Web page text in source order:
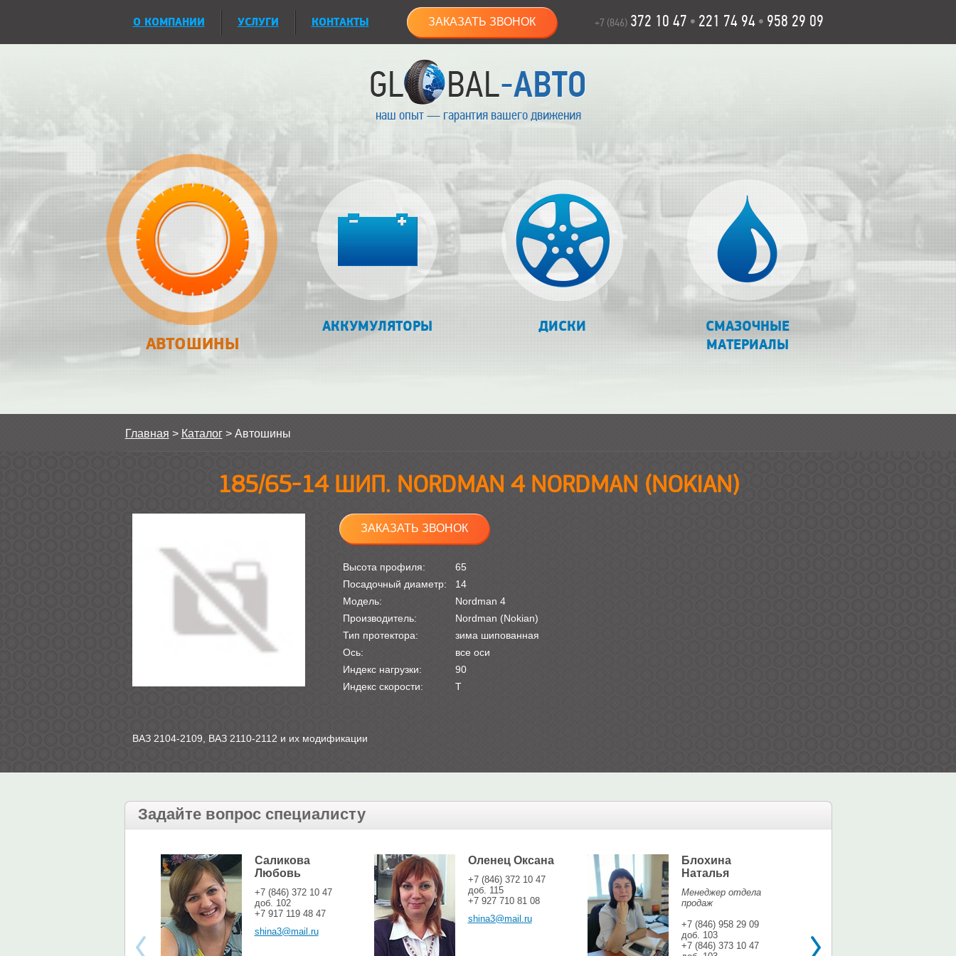
О КОМПАНИИ УСЛУГИ КОНТАКТЫ ЗАКАЗАТЬ ЗВОНОК +7 (846) 372 10 47 • 221 74 94 • 958 29 09
наш опыт — гарантия вашего движения
АВТОШИНЫ
АККУМУЛЯТОРЫ ДИСКИ
СМАЗОЧНЫЕ
МАТЕРИАЛЫ
Главная > Каталог> Автошины
185/65-14 ШИП. NORDMAN 4 NORDMAN (NOKIAN)
ЗАКАЗАТЬ ЗВОНОК
Высота профиля:
65
Посадочный диаметр:
14
Модель:
Nordman 4
Производитель:
Nordman (Nokian)
Тип протектора:
зима шипованная
Ось:
все оси
Индекс нагрузки:
90
Индекс скорости:
T
ВАЗ 2104-2109, ВАЗ 2110-2112 и их модификации
Задайте вопрос специалисту
Саликова
Любовь
+7 (846) 372 10 47
доб. 102
+7 917 119 48 47
shina3@mail.ru
Оленец Оксана
+7 (846) 372 10 47
доб. 115
+7 927 710 81 08
shina3@mail.ru
Блохина
Наталья
Менеджер отдела
продаж
+7 (846) 958 29 09
доб. 103
+7 (846) 373 10 47